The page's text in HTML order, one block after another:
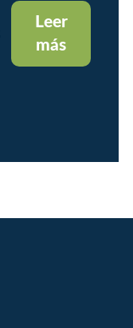
Leer
más